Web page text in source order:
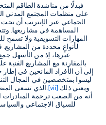
فبدلًا من مناشدة الطاقم
على منظمات المجتمع المدني
الجماعي عبر الإنترنت أن
المساهمة في مشاريعها.
المهارات التسويقية ولا تسمح
لأنواعٍ محددة من
غيرها، إذ من الأسهل
بالمقارنة مع المشاريع
إلى أن الأفراد المانحين في
ليسوا بمتخصصين في المجال
الذي تسعى المنظمة إلى تمويله بأسلوبٍ بسيط ومقنع.[vii]
أنه من الصعب ترجمة المبادرات
للسياق الاجتماعي